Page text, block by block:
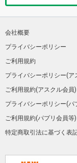
会社概要
プライバシーポリシー
ご利用規約
プライバシーポリシー(ア
ご利用規約(アスクル会員)
プライバシーポリシー(パ
ご利用規約(パプリ会員等)
特定商取引法に基づく表